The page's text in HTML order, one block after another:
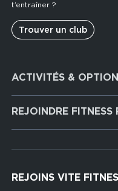
t’entraîner ?
Trouver un club
services
ACTIVITÉS &
Cardio Training
Musculation
Hyrox Zone
Cross Training
REJOINDRE FITNESS
REJOINS VITE